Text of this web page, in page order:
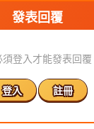
發表回覆
須登入才能發表回覆
登入 註冊